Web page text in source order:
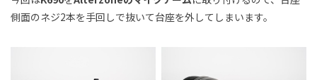
側面のネジ2本を手回しで抜いて台座を外してしまいます。